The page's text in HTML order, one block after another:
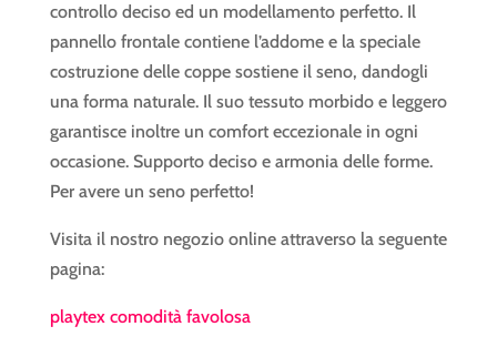
controllo deciso ed un modellamento perfetto. Il
pannello frontale contiene l’addome e la speciale
costruzione delle coppe sostiene il seno, dandogli
una forma naturale. Il suo tessuto morbido e leggero
garantisce inoltre un comfort eccezionale in ogni
occasione. Supporto deciso e armonia delle forme.
Per avere un seno perfetto!
Visita il nostro negozio online attraverso la seguente
pagina:
playtex comodità favolosa